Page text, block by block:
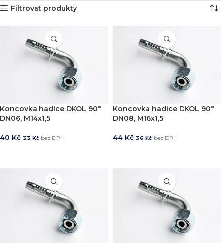
Filtrovat produkty
Koncovka hadice DKOL 90°
DN06, M14x1,5
40 Kč 33 Kč bez DPH
Koncovka hadice DKOL 90°
DN08, M16x1,5
44 Kč 36 Kč bez DPH